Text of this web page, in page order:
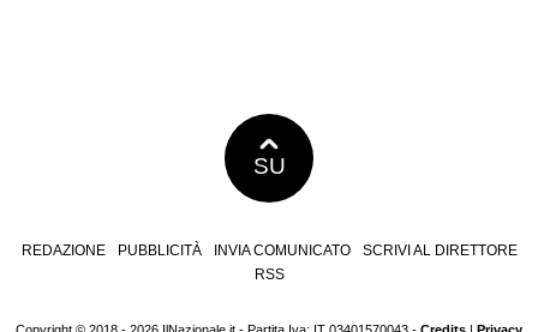
SU
REDAZIONE PUBBLICITÀ INVIA COMUNICATO
SCRIVI AL DIRETTORE
RSS